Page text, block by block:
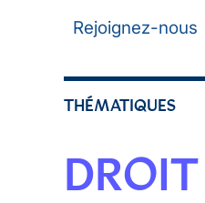
Rejoignez-nous
THÉMATIQUES